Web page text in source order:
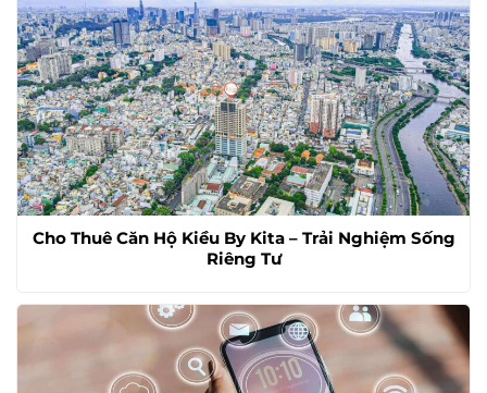
Cho Thuê Căn Hộ Kiều By Kita – Trải Nghiệm Sống
Riêng Tư